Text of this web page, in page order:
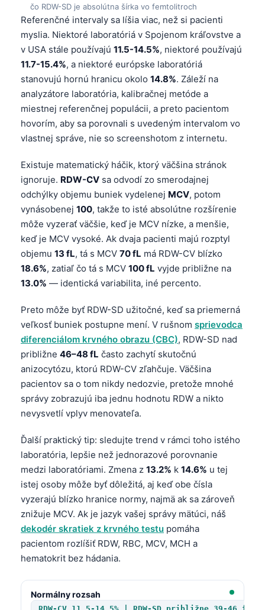
čo RDW-SD je absolútna šírka vo femtolitroch
Referenčné intervaly sa líšia viac, než si pacienti
myslia. Niektoré laboratóriá v Spojenom kráľovstve a
v USA stále používajú 11.5-14.5%, niektoré používajú
11.7-15.4%, a niektoré európske laboratóriá
stanovujú hornú hranicu okolo 14.8%. Záleží na
analyzátore laboratória, kalibračnej metóde a
miestnej referenčnej populácii, a preto pacientom
hovorím, aby sa porovnali s uvedeným intervalom vo
vlastnej správe, nie so screenshotom z internetu.
Existuje matematický háčik, ktorý väčšina stránok
ignoruje. RDW-CV sa odvodí zo smerodajnej
odchýlky objemu buniek vydelenej MCV, potom
vynásobenej 100, takže to isté absolútne rozšírenie
môže vyzerať väčšie, keď je MCV nízke, a menšie,
keď je MCV vysoké. Ak dvaja pacienti majú rozptyl
objemu 13 fL, tá s MCV 70 fL má RDW-CV blízko
18.6%, zatiaľ čo tá s MCV 100 fL vyjde približne na
13.0% — identická variabilita, iné percento.
Preto môže byť RDW-SD užitočné, keď sa priemerná
veľkosť buniek postupne mení. V rušnom sprievodca
diferenciálom krvného obrazu (CBC), RDW-SD nad
približne 46–48 fL často zachytí skutočnú
anizocytózu, ktorú RDW-CV zľahčuje. Väčšina
pacientov sa o tom nikdy nedozvie, pretože mnohé
správy zobrazujú iba jednu hodnotu RDW a nikto
nevysvetlí vplyv menovateľa.
Ďalší praktický tip: sledujte trend v rámci toho istého
laboratória, lepšie než jednorazové porovnanie
medzi laboratóriami. Zmena z 13.2% k 14.6% u tej
istej osoby môže byť dôležitá, aj keď obe čísla
vyzerajú blízko hranice normy, najmä ak sa zároveň
znižuje MCV. Ak je jazyk vašej správy mätúci, náš
dekodér skratiek z krvného testu pomáha
pacientom rozlíšiť RDW, RBC, MCV, MCH a
hematokrit bez hádania.
Normálny rozsah